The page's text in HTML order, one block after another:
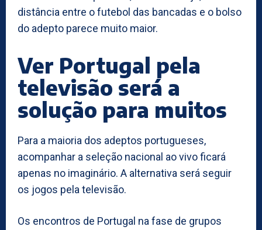
distância entre o futebol das bancadas e o bolso
do adepto parece muito maior.
Ver Portugal pela
televisão será a
solução para muitos
Para a maioria dos adeptos portugueses,
acompanhar a seleção nacional ao vivo ficará
apenas no imaginário. A alternativa será seguir
os jogos pela televisão.
Os encontros de Portugal na fase de grupos